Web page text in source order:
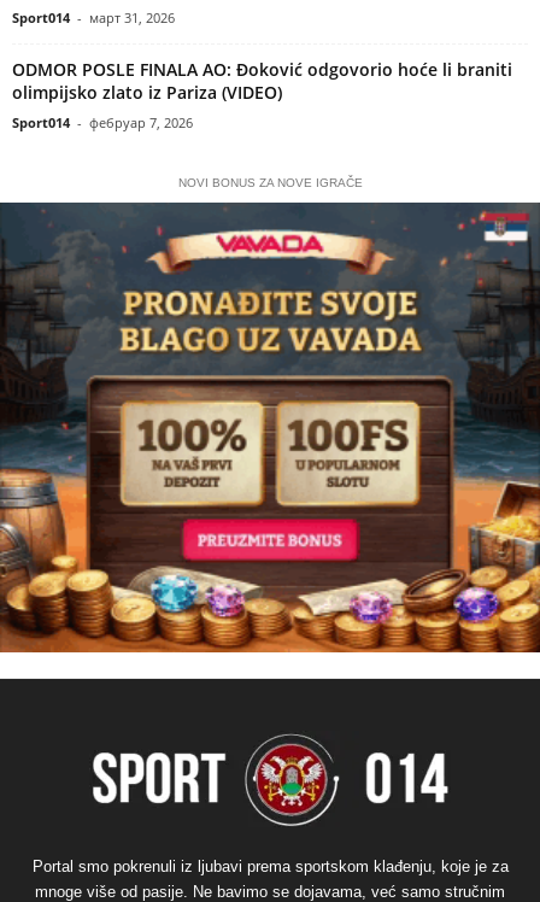
Sport014 - март 31, 2026
ODMOR POSLE FINALA AO: Đoković odgovorio hoće li braniti
olimpijsko zlato iz Pariza (VIDEO)
Sport014 - фебруар 7, 2026
NOVI BONUS ZA NOVE IGRAČE
Portal smo pokrenuli iz ljubavi prema sportskom klađenju, koje je za
mnoge više od pasije. Ne bavimo se dojavama, već samo stručnim